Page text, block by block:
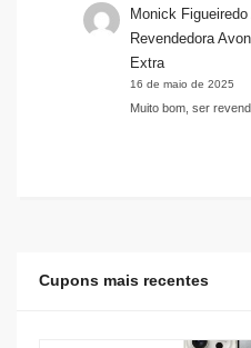
Monick
Revendedora
Extra
16 de maio de 2025
Muito bom, ser
Cupons mais recentes